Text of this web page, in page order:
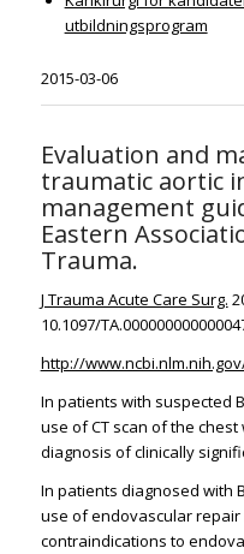
utbildningsprogram
2015-03-06
Evaluation and
traumatic aortic
management
Eastern
Trauma.
J Trauma Acute Care Surg.
10.1097/
http://
In patients with suspected
use of CT scan of the
diagnosis of clinically
In patients diagnosed with
use of endovascular
contraindications to